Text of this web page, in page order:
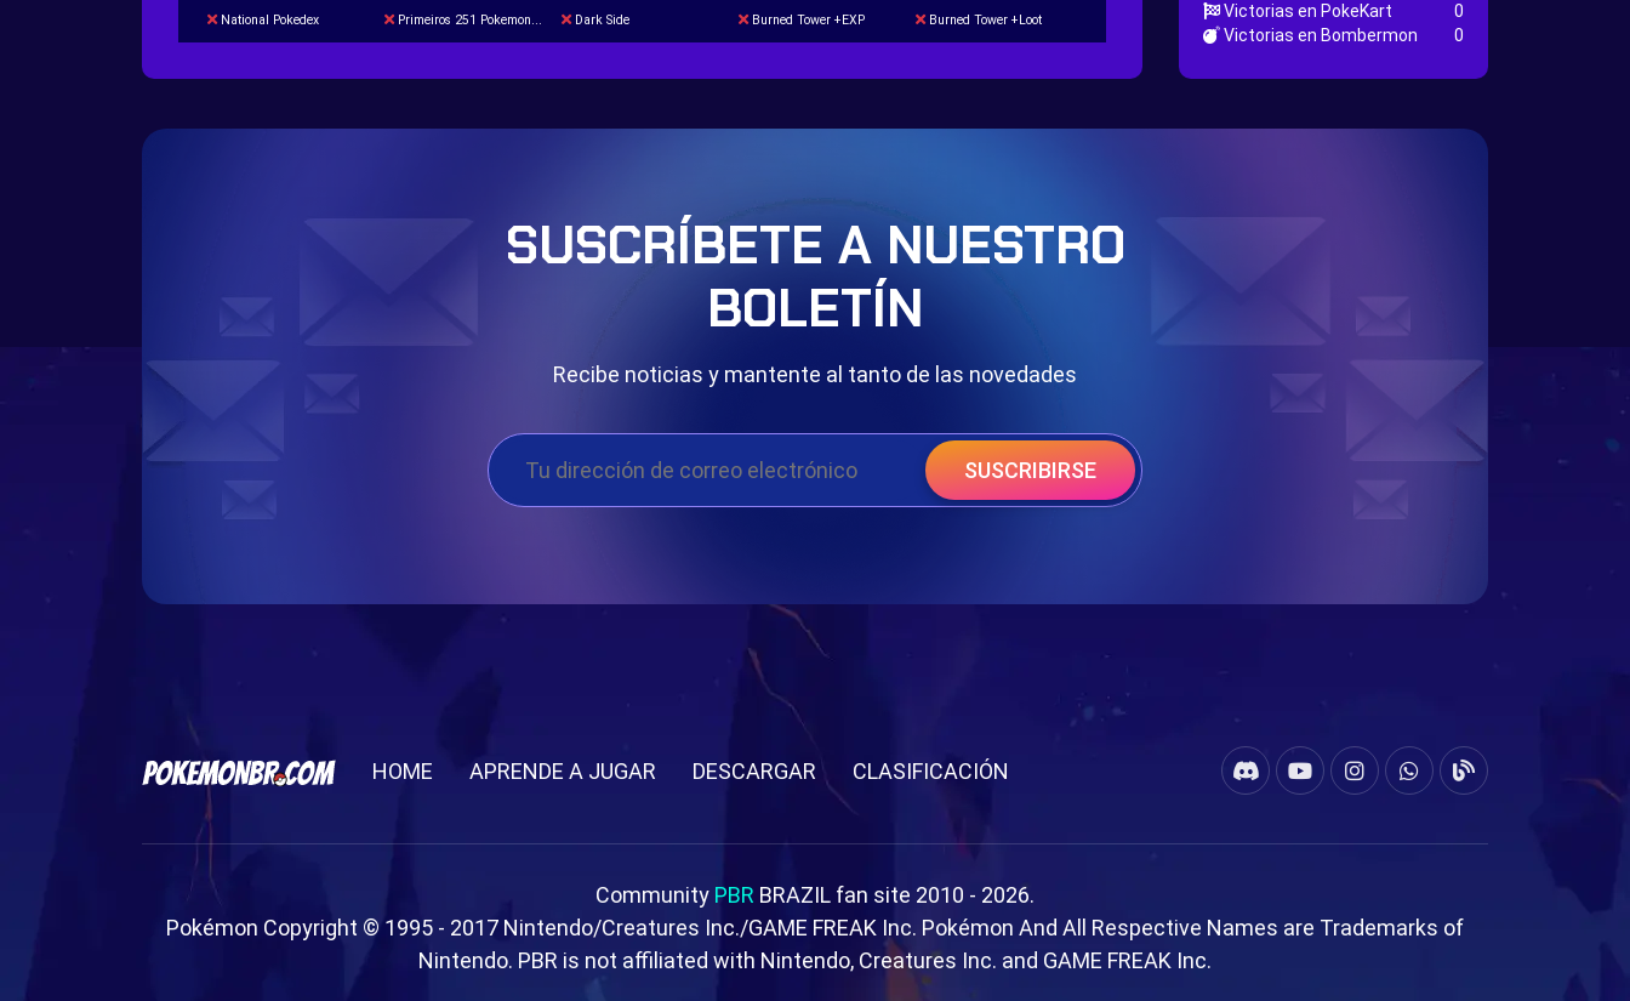
National Pokedex Primeiros 251 Pokemons na Pokedex Dark Side Burned Tower +EXP Burned Tower +Loot
Victorias en PokeKart
0
Victorias en Bombermon
0
SUSCRÍBETE A NUESTRO
BOLETÍN
Recibe noticias y mantente al tanto de las novedades
SUSCRIBIRSE
HOME APRENDE A JUGAR DESCARGAR CLASIFICACIÓN
Community PBR BRAZIL fan site 2010 - 2026.
Pokémon Copyright © 1995 - 2017 Nintendo/Creatures Inc./GAME FREAK Inc. Pokémon And All Respective Names are Trademarks of
Nintendo. PBR is not affiliated with Nintendo, Creatures Inc. and GAME FREAK Inc.